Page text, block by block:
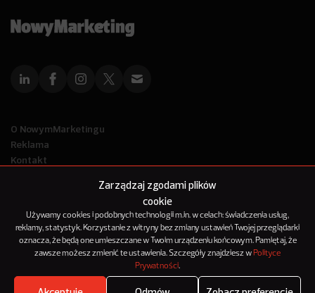
Zarządzaj zgodami plików
cookie
Używamy cookies i podobnych technologii m.in. w celach: świadczenia usług,
reklamy, statystyk. Korzystanie z witryny bez zmiany ustawień Twojej przeglądarki
oznacza, że będą one umieszczane w Twoim urządzeniu końcowym. Pamiętaj, że
zawsze możesz zmienić te ustawienia. Szczegóły znajdziesz w Polityce
Prywatności.
O NowymMarketingu
Reklama
Kontakt
© 2012-2025
NowyMarketing jest marką 143Media Sp. z o.o.